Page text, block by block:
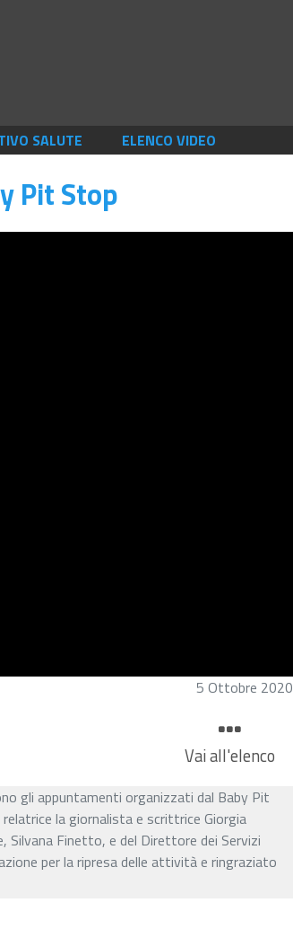
SALUTE ELENCO VIDEO
Pit Stop
5 Ottobre 2020
Vai all'elenco
gli appuntamenti organizzati dal Baby Pit
la giornalista e scrittrice Giorgia
Silvana Finetto, e del Direttore dei Servizi
per la ripresa delle attività e ringraziato